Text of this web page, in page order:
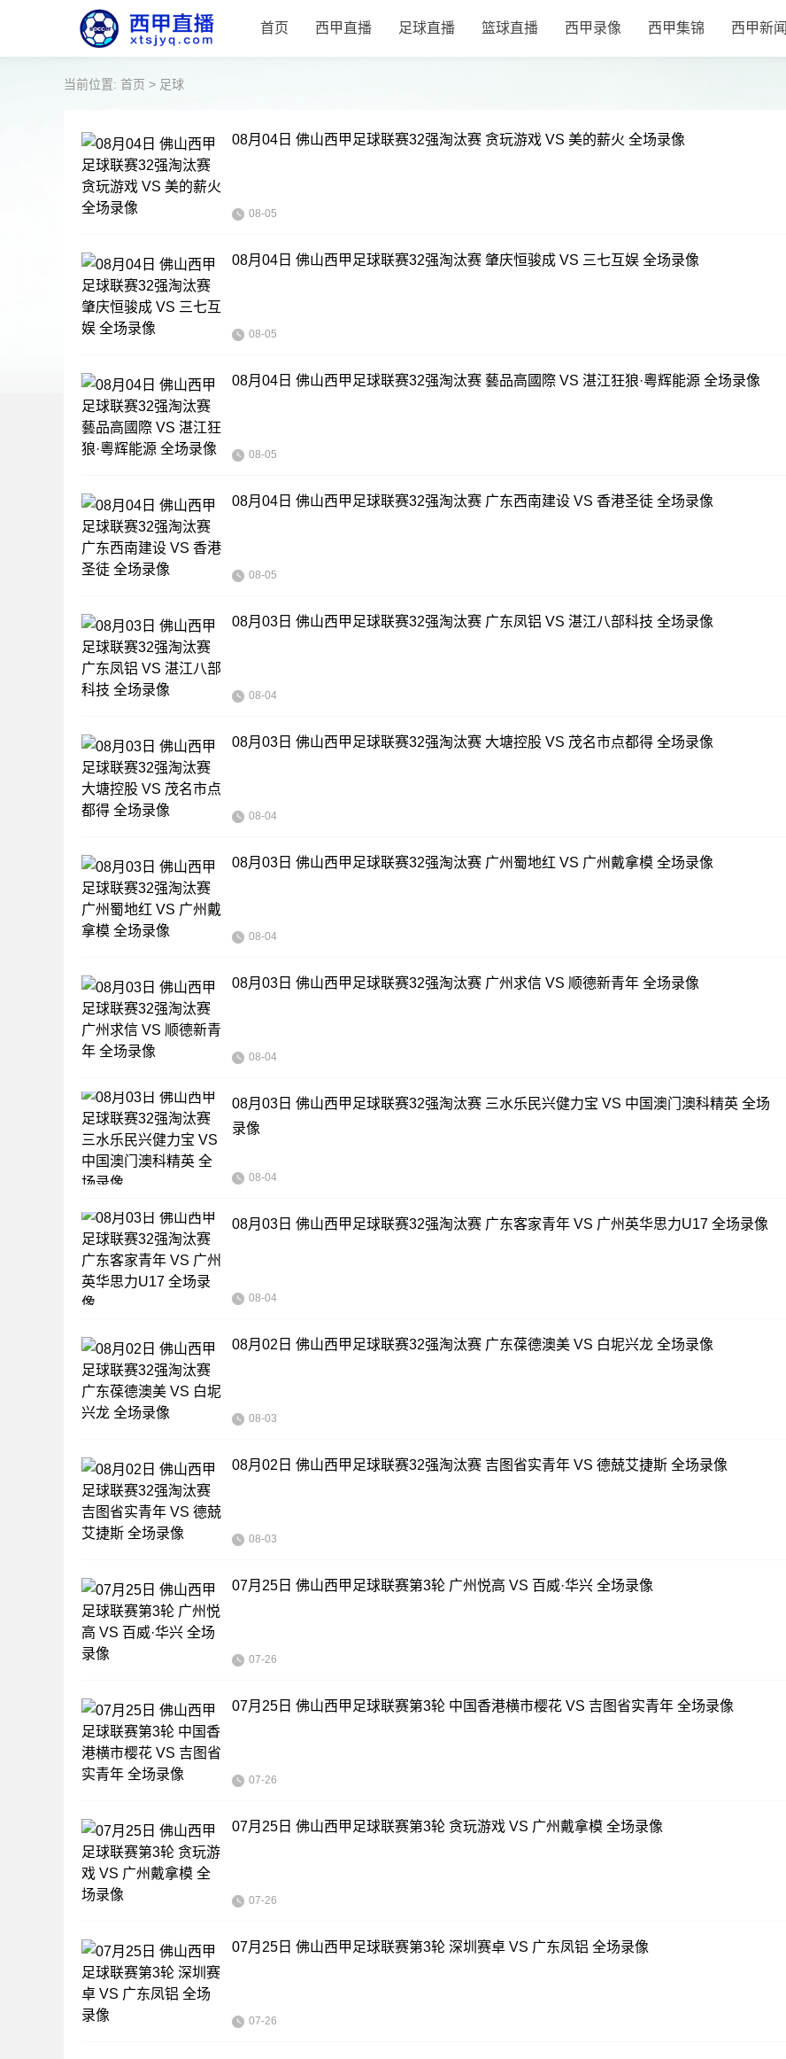
首页 西甲直播 足球直播 篮球直播 西甲录像 西甲集锦 西甲新闻
当前位置: 首页 > 足球
08月04日 佛山西甲足球联赛32强淘汰赛 贪玩游戏 VS 美的薪火 全场录像
08-05
08月04日 佛山西甲足球联赛32强淘汰赛 肇庆恒骏成 VS 三七互娱 全场录像
08-05
08月04日 佛山西甲足球联赛32强淘汰赛 藝品高國際 VS 湛江狂狼·粵辉能源 全场录像
08-05
08月04日 佛山西甲足球联赛32强淘汰赛 广东西南建设 VS 香港圣徒 全场录像
08-05
08月03日 佛山西甲足球联赛32强淘汰赛 广东凤铝 VS 湛江八部科技 全场录像
08-04
08月03日 佛山西甲足球联赛32强淘汰赛 大塘控股 VS 茂名市点都得 全场录像
08-04
08月03日 佛山西甲足球联赛32强淘汰赛 广州蜀地红 VS 广州戴拿模 全场录像
08-04
08月03日 佛山西甲足球联赛32强淘汰赛 广州求信 VS 顺德新青年 全场录像
08-04
08月03日 佛山西甲足球联赛32强淘汰赛 三水乐民兴健力宝 VS 中国澳门澳科精英 全场
录像
08-04
08月03日 佛山西甲足球联赛32强淘汰赛 广东客家青年 VS 广州英华思力U17 全场录像
08-04
08月02日 佛山西甲足球联赛32强淘汰赛 广东葆德澳美 VS 白坭兴龙 全场录像
08-03
08月02日 佛山西甲足球联赛32强淘汰赛 吉图省实青年 VS 德兢艾捷斯 全场录像
08-03
07月25日 佛山西甲足球联赛第3轮 广州悦高 VS 百威·华兴 全场录像
07-26
07月25日 佛山西甲足球联赛第3轮 中国香港横市樱花 VS 吉图省实青年 全场录像
07-26
07月25日 佛山西甲足球联赛第3轮 贪玩游戏 VS 广州戴拿模 全场录像
07-26
07月25日 佛山西甲足球联赛第3轮 深圳赛卓 VS 广东凤铝 全场录像
07-26